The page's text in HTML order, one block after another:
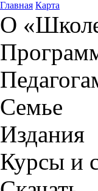
Главная Карта
О
Семье
Издания
Курсы и